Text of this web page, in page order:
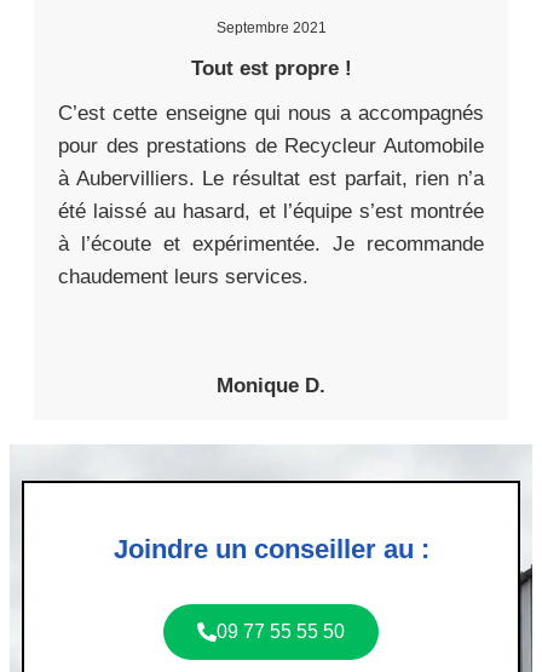
Septembre 2021
Tout est propre !
C’est cette enseigne qui nous a accompagnés
pour des prestations de Recycleur Automobile
à Aubervilliers. Le résultat est parfait, rien n’a
été laissé au hasard, et l’équipe s’est montrée
à l’écoute et expérimentée. Je recommande
chaudement leurs services.
Monique D.
Joindre un conseiller au :
09 77 55 55 50